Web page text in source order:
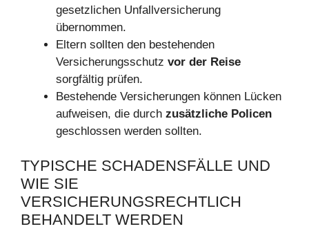
gesetzlichen Unfallversicherung
übernommen.
Eltern sollten den bestehenden
Versicherungsschutz vor der Reise
sorgfältig prüfen.
Bestehende Versicherungen können Lücken
aufweisen, die durch zusätzliche Policen
geschlossen werden sollten.
TYPISCHE SCHADENSFÄLLE UND
WIE SIE
VERSICHERUNGSRECHTLICH
BEHANDELT WERDEN